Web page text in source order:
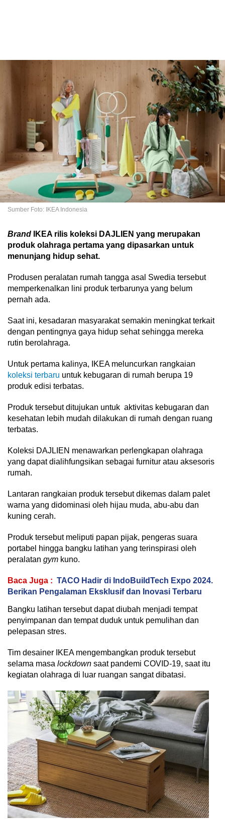
Sumber Foto: IKEA Indonesia
Brand IKEA rilis koleksi DAJLIEN yang merupakan
produk olahraga pertama yang dipasarkan untuk
menunjang hidup sehat.
Produsen peralatan rumah tangga asal Swedia tersebut
memperkenalkan lini produk terbarunya yang belum
pernah ada.
Saat ini, kesadaran masyarakat semakin meningkat terkait
dengan pentingnya gaya hidup sehat sehingga mereka
rutin berolahraga.
Untuk pertama kalinya, IKEA meluncurkan rangkaian
koleksi terbaru untuk kebugaran di rumah berupa 19
produk edisi terbatas.
Produk tersebut ditujukan untuk aktivitas kebugaran dan
kesehatan lebih mudah dilakukan di rumah dengan ruang
terbatas.
Koleksi DAJLIEN menawarkan perlengkapan olahraga
yang dapat dialihfungsikan sebagai furnitur atau aksesoris
rumah.
Lantaran rangkaian produk tersebut dikemas dalam palet
warna yang didominasi oleh hijau muda, abu-abu dan
kuning cerah.
Produk tersebut meliputi papan pijak, pengeras suara
portabel hingga bangku latihan yang terinspirasi oleh
peralatan gym kuno.
Baca Juga : TACO Hadir di IndoBuildTech Expo 2024.
Berikan Pengalaman Eksklusif dan Inovasi Terbaru
Bangku latihan tersebut dapat diubah menjadi tempat
penyimpanan dan tempat duduk untuk pemulihan dan
pelepasan stres.
Tim desainer IKEA mengembangkan produk tersebut
selama masa lockdown saat pandemi COVID-19, saat itu
kegiatan olahraga di luar ruangan sangat dibatasi.